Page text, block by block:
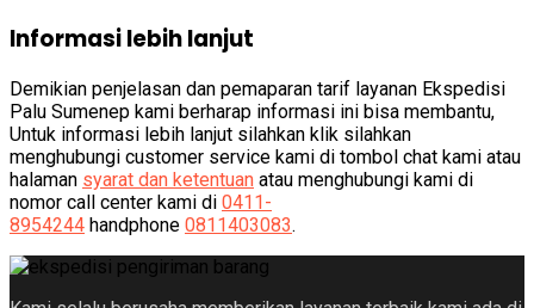
Informasi lebih lanjut
Demikian penjelasan dan pemaparan tarif layanan Ekspedisi
Palu Sumenep kami berharap informasi ini bisa membantu,
Untuk informasi lebih lanjut silahkan klik silahkan
menghubungi customer service kami di tombol chat kami atau
halaman syarat dan ketentuan atau menghubungi kami di
nomor call center kami di 0411-
8954244 handphone 0811403083.